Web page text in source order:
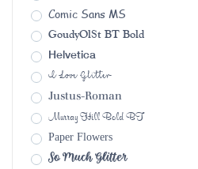
Comic Sans MS
GoudyOlSt BT Bold
Helvetica
I Love Glitter
Justus-Roman
Murray Hill Bold BT
Paper Flowers
So Much Glitter